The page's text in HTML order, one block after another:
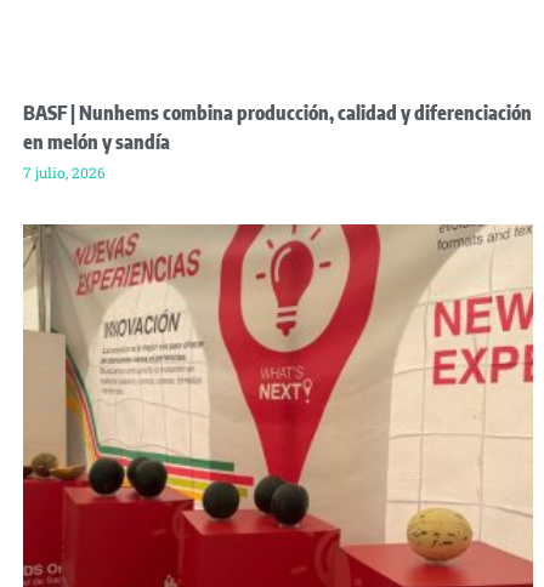
BASF | Nunhems combina producción, calidad y diferenciación
en melón y sandía
7 julio, 2026